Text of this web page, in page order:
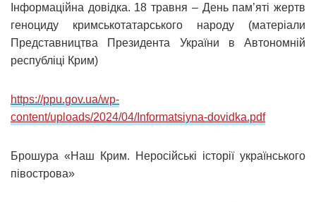
Інформаційна довідка. 18 травня – День пам’яті жертв
геноциду кримськотатарського народу (матеріали
Представництва Президента України в Автономній
республіці Крим)
https://ppu.gov.ua/wp-
content/uploads/2024/04/Informatsiyna-dovidka.pdf
Брошура «Наш Крим. Неросійські історії українського
півострова»